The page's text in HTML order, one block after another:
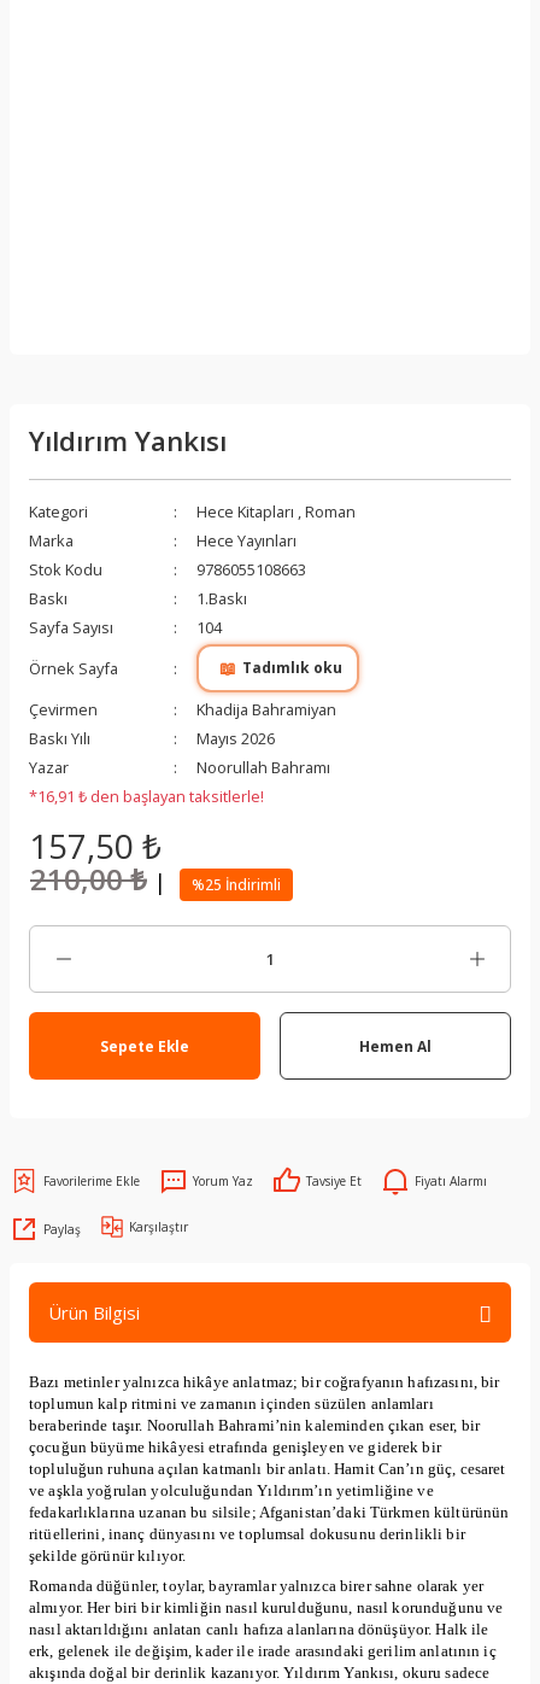
Yıldırım Yankısı
Kategori Hece Kitapları ,Roman
Marka
Hece Yayınları
Stok Kodu
9786055108663
Baskı
1.Baskı
Sayfa Sayısı
104
Örnek Sayfa
📖 Tadımlık oku
Çevirmen
Khadija Bahramiyan
Baskı Yılı
Mayıs 2026
Yazar
Noorullah Bahramı
*16,91 ₺ den başlayan taksitlerle!
157,50 ₺
210,00 ₺ | %25 İndirimli
Sepete Ekle Hemen Al
Yorum Yaz Tavsiye Et Fiyatı Alarmı
Paylaş Karşılaştır
Ürün Bilgisi
Bazı metinler yalnızca hikâye anlatmaz; bir coğrafyanın hafızasını, bir
toplumun kalp ritmini ve zamanın içinden süzülen anlamları
beraberinde taşır. Noorullah Bahrami’nin kaleminden çıkan eser, bir
çocuğun büyüme hikâyesi etrafında genişleyen ve giderek bir
topluluğun ruhuna açılan katmanlı bir anlatı. Hamit Can’ın güç, cesaret
ve aşkla yoğrulan yolculuğundan Yıldırım’ın yetimliğine ve
fedakarlıklarına uzanan bu silsile; Afganistan’daki Türkmen kültürünün
ritüellerini, inanç dünyasını ve toplumsal dokusunu derinlikli bir
şekilde görünür kılıyor.
Romanda düğünler, toylar, bayramlar yalnızca birer sahne olarak yer
almıyor. Her biri bir kimliğin nasıl kurulduğunu, nasıl korunduğunu ve
nasıl aktarıldığını anlatan canlı hafıza alanlarına dönüşüyor. Halk ile
erk, gelenek ile değişim, kader ile irade arasındaki gerilim anlatının iç
akışında doğal bir derinlik kazanıyor. Yıldırım Yankısı, okuru sadece